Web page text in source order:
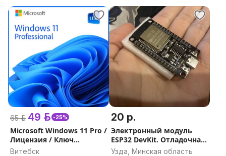
65 р. 49 р. -25%
Microsoft Windows 11 Pro /
Лицензия / Ключ
Windows / Гарантия
Витебск
20 р.
Электронный модуль
ESP32 DevKit. Отладочная
плата
Узда, Минская область